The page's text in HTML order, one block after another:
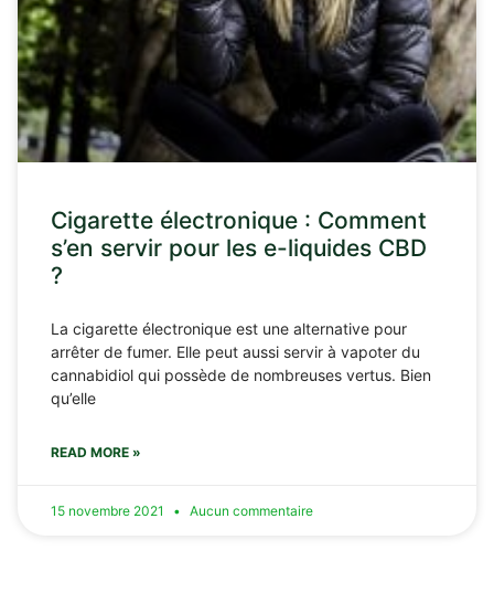
Cigarette électronique : Comment
s’en servir pour les e-liquides CBD
?
La cigarette électronique est une alternative pour
arrêter de fumer. Elle peut aussi servir à vapoter du
cannabidiol qui possède de nombreuses vertus. Bien
qu’elle
READ MORE »
15 novembre 2021 Aucun commentaire